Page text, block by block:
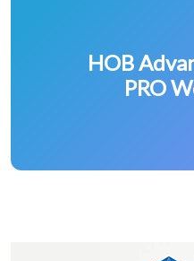
HOB
PRO